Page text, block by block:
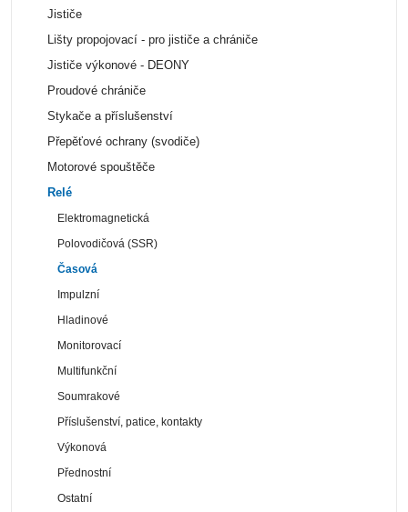
Jističe
Lišty propojovací - pro jističe a chrániče
Jističe výkonové - DEONY
Proudové chrániče
Stykače a příslušenství
Přepěťové ochrany (svodiče)
Motorové spouštěče
Relé
Elektromagnetická
Polovodičová (SSR)
Časová
Impulzní
Hladinové
Monitorovací
Multifunkční
Soumrakové
Příslušenství, patice, kontakty
Výkonová
Přednostní
Ostatní